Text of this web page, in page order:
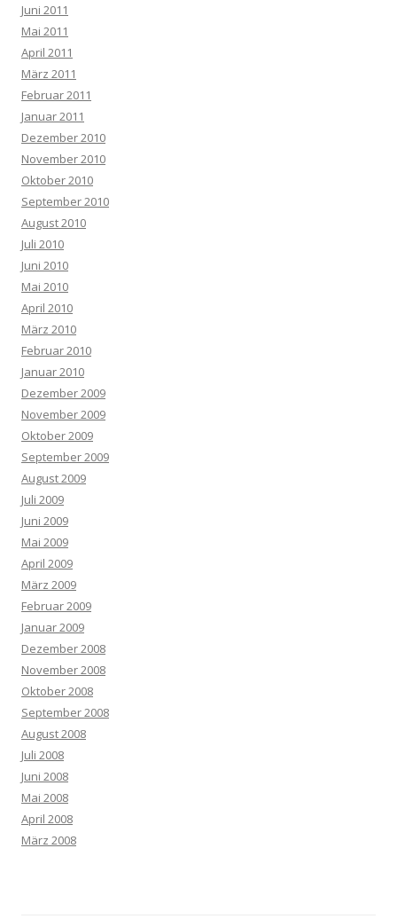
Juni 2011
Mai 2011
April 2011
März 2011
Februar 2011
Januar 2011
Dezember 2010
November 2010
Oktober 2010
September 2010
August 2010
Juli 2010
Juni 2010
Mai 2010
April 2010
März 2010
Februar 2010
Januar 2010
Dezember 2009
November 2009
Oktober 2009
September 2009
August 2009
Juli 2009
Juni 2009
Mai 2009
April 2009
März 2009
Februar 2009
Januar 2009
Dezember 2008
November 2008
Oktober 2008
September 2008
August 2008
Juli 2008
Juni 2008
Mai 2008
April 2008
März 2008